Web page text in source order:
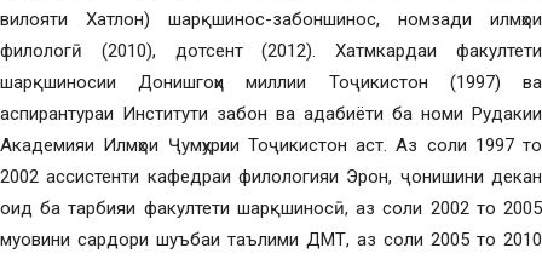
вилояти Хатлон) шарқшинос-забоншинос, номзади илмҳои
филологӣ (2010), дотсент (2012). Хатмкардаи факултети
шарқшиносии Донишгоҳи миллии Тоҷикистон (1997) ва
аспирантураи Институти забон ва адабиёти ба номи Рудакии
Академияи Илмҳои Ҷумҳурии Тоҷикистон аст. Аз соли 1997 то
2002 ассистенти кафедраи филологияи Эрон, ҷонишини декан
оид ба тарбияи факултети шарқшиносӣ, аз соли 2002 то 2005
муовини сардори шуъбаи таълими ДМТ, аз соли 2005 то 2010